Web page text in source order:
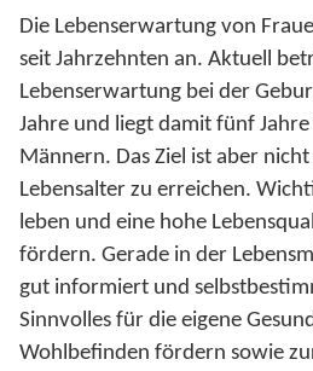
Die Lebenserwartung von
seit Jahrzehnten an. Aktuell
Lebenserwartung bei der
Jahre und liegt damit fünf
Männern. Das Ziel ist aber
Lebensalter zu erreichen.
leben und eine hohe
fördern. Gerade in der
gut informiert und
Sinnvolles für die eigene
Wohlbefinden fördern sowie